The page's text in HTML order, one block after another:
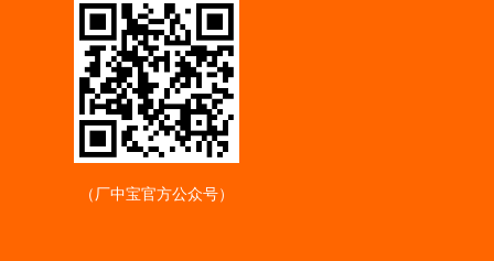
（厂中宝官方公众号）